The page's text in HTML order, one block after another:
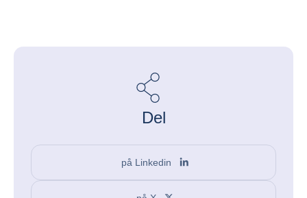
Del
på Linkedin